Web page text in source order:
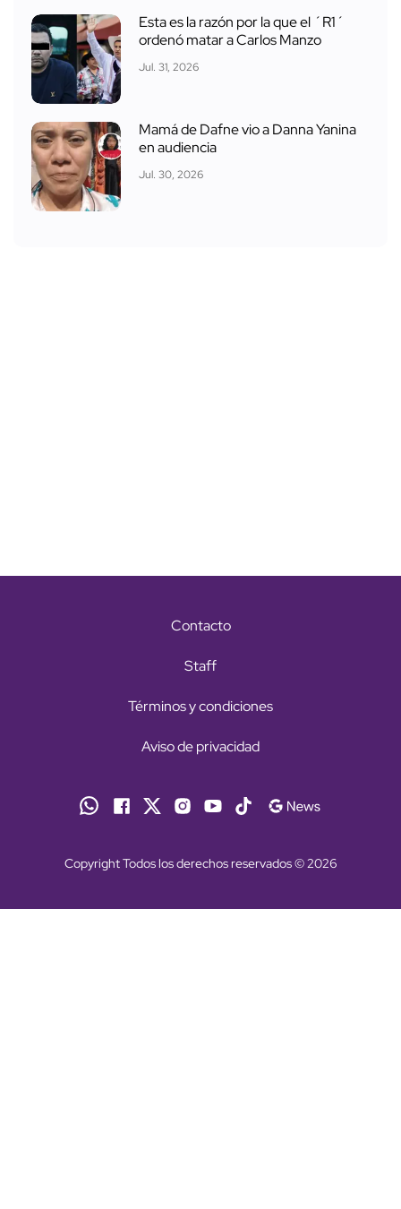
Esta es la razón por la que el ´R1´
ordenó matar a Carlos Manzo
Jul. 31, 2026
Mamá de Dafne vio a Danna Yanina
en audiencia
Jul. 30, 2026
Contacto
Staff
Términos y condiciones
Aviso de privacidad
Copyright Todos los derechos reservados © 2026